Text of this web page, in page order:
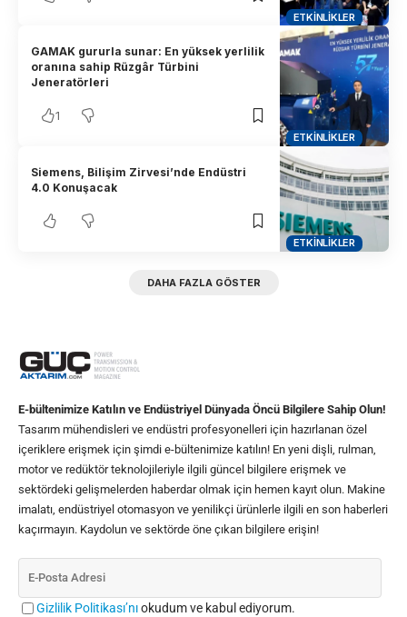
ETKINLIKLER
ETKINLIKLER
GAMAK gururla sunar: En yüksek yerlilik
oranına sahip Rüzgâr Türbini
Jeneratörleri
1
ETKINLIKLER
Siemens, Bilişim Zirvesi’nde Endüstri
4.0 Konuşacak
DAHA FAZLA GÖSTER
E-bültenimize Katılın ve Endüstriyel Dünyada Öncü Bilgilere Sahip Olun!
Tasarım mühendisleri ve endüstri profesyonelleri için hazırlanan özel
içeriklere erişmek için şimdi e-bültenimize katılın! En yeni dişli, rulman,
motor ve redüktör teknolojileriyle ilgili güncel bilgilere erişmek ve
sektördeki gelişmelerden haberdar olmak için hemen kayıt olun. Makine
imalatı, endüstriyel otomasyon ve yenilikçi ürünlerle ilgili en son haberleri
kaçırmayın. Kaydolun ve sektörde öne çıkan bilgilere erişin!
Gizlilik Politikası’nıokudum ve kabul ediyorum.